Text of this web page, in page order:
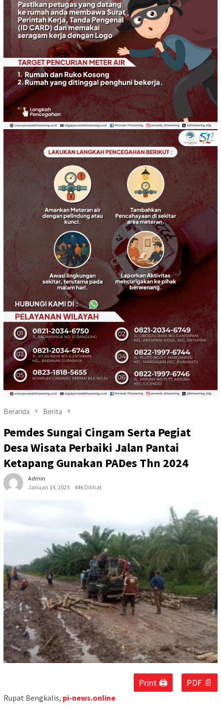
Beranda Berita
Pemdes Sungai Cingam Serta Pegiat
Desa Wisata Perbaiki Jalan Pantai
Ketapang Gunakan PADes Thn 2024
Admin
Januari 14, 2025
446 Dilihat
Print 🖨 PDF 📄
Rupat Bengkalis, pi-news.online